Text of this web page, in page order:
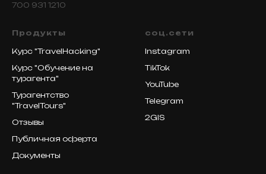
700 931 1210
Продукты
Курс "TravelHacking"
Курс "Обучение на
турагента"
Турагентство
"TravelTours"
Отзывы
Публичная оферта
Документы
cоц.сети
Instagram
TikTok
YouTube
Telegram
2GIS